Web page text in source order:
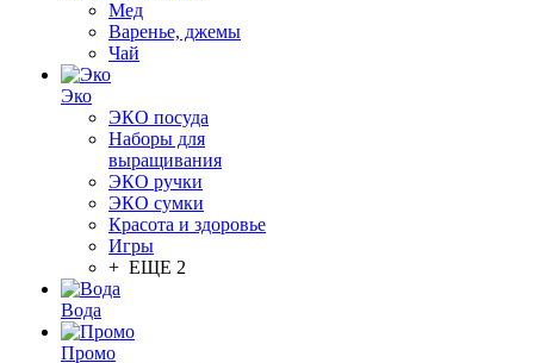
Мед
Варенье, джемы
Чай
Эко
ЭКО посуда
Наборы для
выращивания
ЭКО ручки
ЭКО сумки
Красота и здоровье
Игры
+ ЕЩЕ 2
Вода
Промо